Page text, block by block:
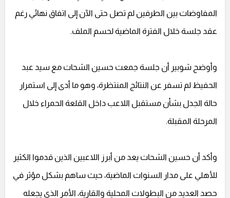
المفاوضات بين الطرفين لم تصل حتى الآن إلى اتفاق نهائي رغم
عقد جلسة خلال الفترة الماضية لحسم الملف.
وأوضح شوبير أن جلسة جمعت حسين الشحات مع سيد عبد
الحفيظ لم تسفر عن النتائج المنتظرة، وهو ما أدى إلى استمرار
حالة الجدل بشأن مستقبل اللاعب داخل القلعة الحمراء خلال
المرحلة المقبلة.
وأكد أن حسين الشحات يعد من أبرز اللاعبين الذين قدموا الكثير
للأهلي على مدار السنوات الماضية، حيث ساهم بشكل مؤثر في
حصد العديد من البطولات المحلية والقارية، الأمر الذي يجعله